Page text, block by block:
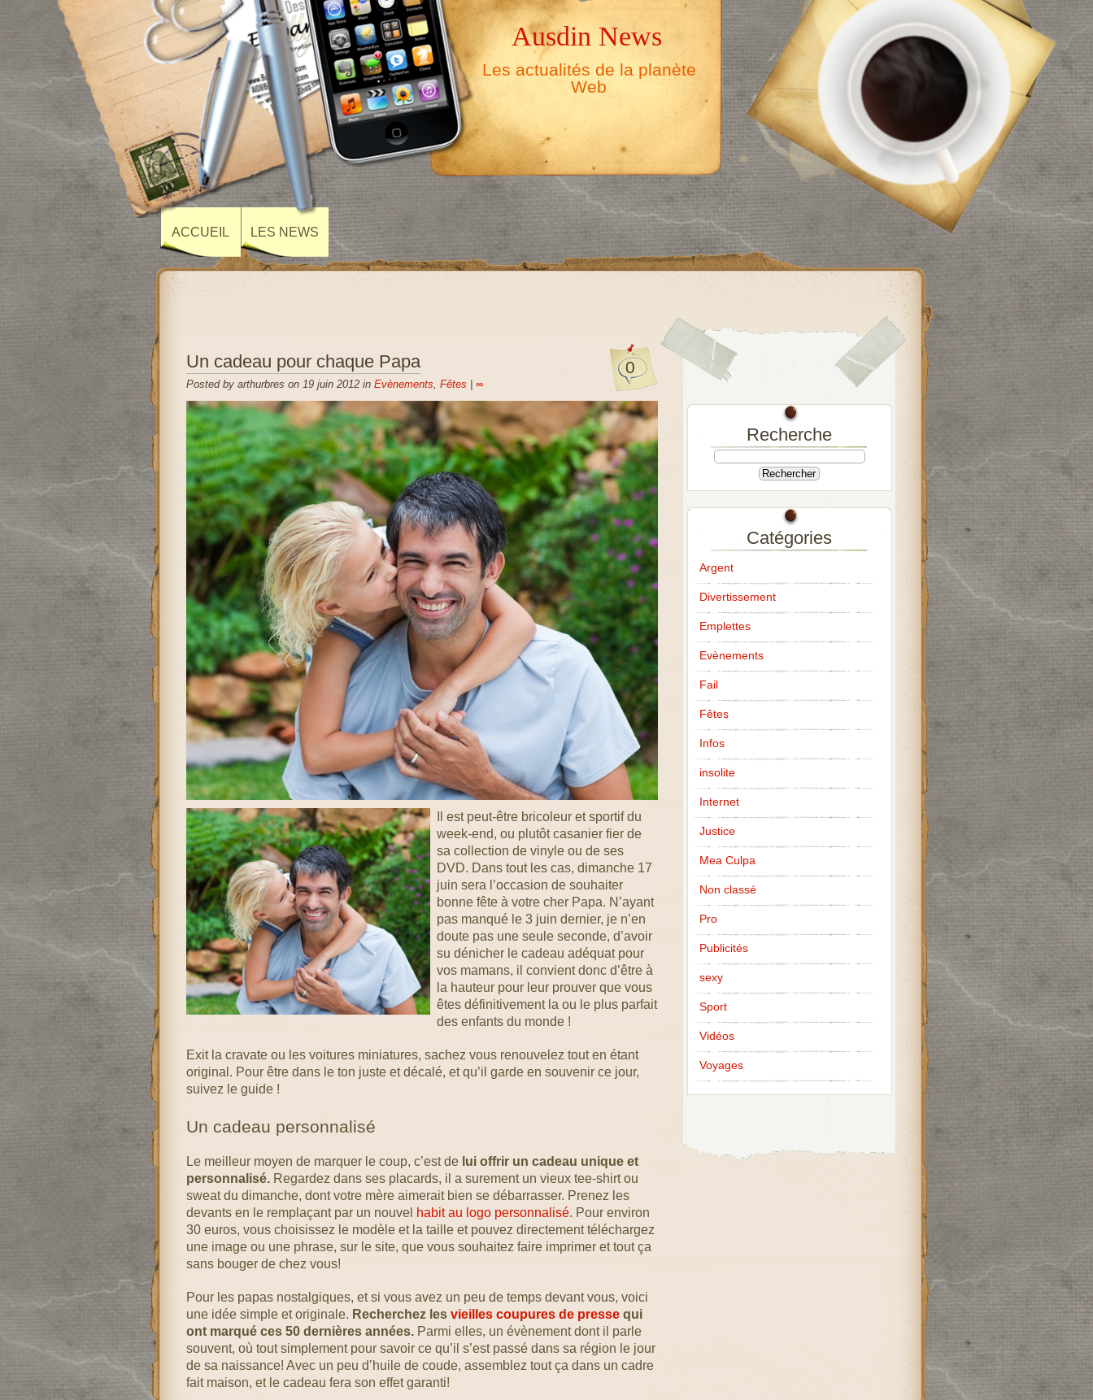
Ausdin News
Les actualités de la planète
Web
ACCUEIL LES NEWS
0
Un cadeau pour chaque Papa
Posted by arthurbres on 19 juin 2012 in Evènements, Fêtes ∞
Il est peut-être bricoleur et sportif du
week-end, ou plutôt casanier fier de
sa collection de vinyle ou de ses
DVD. Dans tout les cas, dimanche 17
juin sera l’occasion de souhaiter
bonne fête à votre cher Papa. N’ayant
pas manqué le 3 juin dernier, je n’en
doute pas une seule seconde, d’avoir
su dénicher le cadeau adéquat pour
vos mamans, il convient donc d’être à
la hauteur pour leur prouver que vous
êtes définitivement la ou le plus parfait
des enfants du monde !
Exit la cravate ou les voitures miniatures, sachez vous renouvelez tout en étant
original. Pour être dans le ton juste et décalé, et qu’il garde en souvenir ce jour,
suivez le guide !
Un cadeau personnalisé
Le meilleur moyen de marquer le coup, c’est delui offrir un cadeau unique et
personnalisé.Regardez dans ses placards, il a surement un vieux tee-shirt ou
sweat du dimanche, dont votre mère aimerait bien se débarrasser. Prenez les
devants en le remplaçant par un nouvel habit au logo personnalisé. Pour environ
30 euros, vous choisissez le modèle et la taille et pouvez directement téléchargez
une image ou une phrase, sur le site, que vous souhaitez faire imprimer et tout ça
sans bouger de chez vous!
Pour les papas nostalgiques, et si vous avez un peu de temps devant vous, voici
une idée simple et originale. Recherchez les vieilles coupures de pressequi
ont marqué ces 50 dernières années.Parmi elles, un évènement dont il parle
souvent, où tout simplement pour savoir ce qu’il s’est passé dans sa région le jour
de sa naissance! Avec un peu d’huile de coude, assemblez tout ça dans un cadre
fait maison, et le cadeau fera son effet garanti!
Recherche
Catégories
Argent
Divertissement
Emplettes
Evènements
Fail
Fêtes
Infos
insolite
Internet
Justice
Mea Culpa
Non classé
Pro
Publicités
sexy
Sport
Vidéos
Voyages